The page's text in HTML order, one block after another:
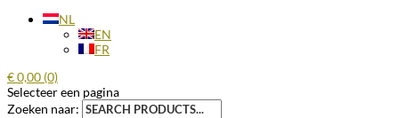
NL
EN
FR
€0,00 (0)
Selecteer een pagina
Zoeken naar: